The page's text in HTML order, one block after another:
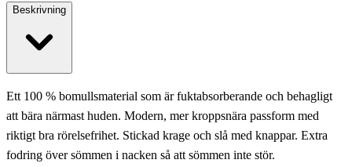
Beskrivning
Ett 100 % bomullsmaterial som är fuktabsorberande och behagligt
att bära närmast huden. Modern, mer kroppsnära passform med
riktigt bra rörelsefrihet. Stickad krage och slå med knappar. Extra
fodring över sömmen i nacken så att sömmen inte stör.